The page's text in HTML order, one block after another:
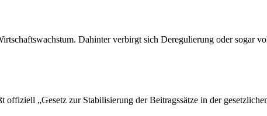
Dahinter verbirgt sich Deregulierung oder sogar
offiziell „Gesetz zur Stabilisierung der Beitragssätze in der